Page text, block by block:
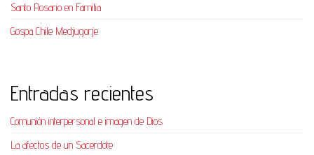
Santo Rosario en Familia
Gospa Chile Medjugorje
Entradas recientes
Comunión interpersonal e imagen de Dios
La afectos de un Sacerdote